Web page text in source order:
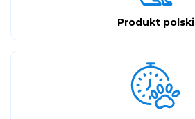
Produkt polski